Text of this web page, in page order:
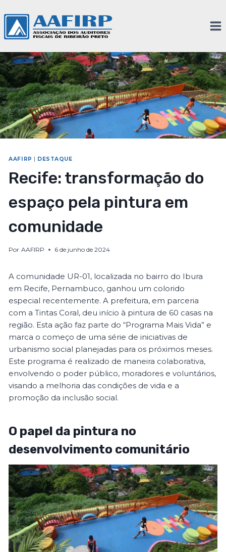
AAFIRP | DESTAQUE
Recife: transformação do
espaço pela pintura em
comunidade
Por AAFIRP 6 de junho de 2024
A comunidade UR-01, localizada no bairro do Ibura
em Recife, Pernambuco, ganhou um colorido
especial recentemente. A prefeitura, em parceria
com a Tintas Coral, deu início à pintura de 60 casas na
região. Esta ação faz parte do “Programa Mais Vida” e
marca o começo de uma série de iniciativas de
urbanismo social planejadas para os próximos meses.
Este programa é realizado de maneira colaborativa,
envolvendo o poder público, moradores e voluntários,
visando a melhoria das condições de vida e a
promoção da inclusão social.
O papel da pintura no
desenvolvimento comunitário